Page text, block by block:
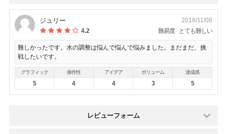
ジュリー 2018/11/08
難しかったです。水の調整は悩んで悩んで悩みました。まだまだ、挑
戦したいです。
4.2
グラフィック
5
操作性
4
アイデア
4
ボリューム
3
達成感
5
難易度 とても難しい
レビューフォーム